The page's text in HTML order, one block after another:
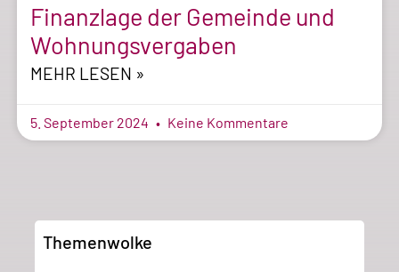
Finanzlage der Gemeinde und
Wohnungsvergaben
MEHR LESEN »
5. September 2024 Keine Kommentare
Themenwolke